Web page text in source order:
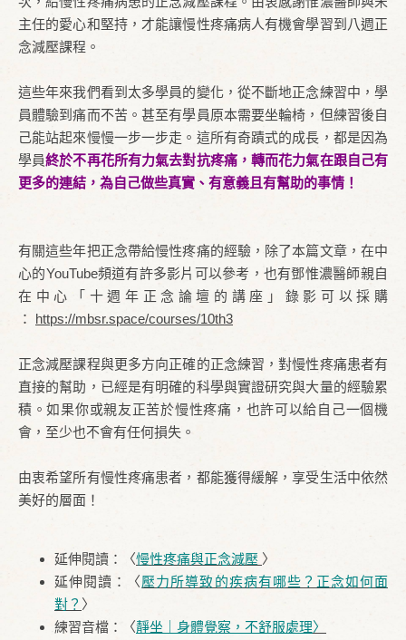
主任的愛心和堅持，才能讓慢性疼痛病人有機會學習到八週正
念減壓課程。
這些年來我們看到太多學員的變化，從不斷地正念練習中，學
員體驗到痛而不苦。甚至有學員原本需要坐輪椅，但練習後自
己能站起來慢慢一步一步走。這所有奇蹟式的成長，都是因為
學員終於不再花所有力氣去對抗疼痛，轉而花力氣在跟自己有
更多的連結，為自己做些真實、有意義且有幫助的事情！
有關這些年把正念帶給慢性疼痛的經驗，除了本篇文章，在中
心的YouTube頻道有許多影片可以參考，也有鄧惟濃醫師親自
在中心「十週年正念論壇的講座」錄影可以採購
： https://mbsr.space/courses/10th3
正念減壓課程與更多方向正確的正念練習，對慢性疼痛患者有
直接的幫助，已經是有明確的科學與實證研究與大量的經驗累
積。如果你或親友正苦於慢性疼痛，也許可以給自己一個機
會，至少也不會有任何損失。
由衷希望所有慢性疼痛患者，都能獲得緩解，享受生活中依然
美好的層面！
延伸閱讀：〈慢性疼痛與正念減壓 〉
延伸閱讀：〈壓力所導致的疾病有哪些？正念如何面
對？ 〉
練習音檔：〈靜坐｜身體覺察，不舒服處理〉